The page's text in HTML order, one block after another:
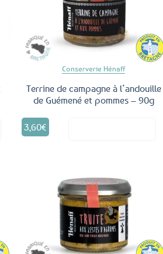
Conserverie Hénaff
Terrine de campagne à l’andouille
de Guémené et pommes – 90g
3,60€